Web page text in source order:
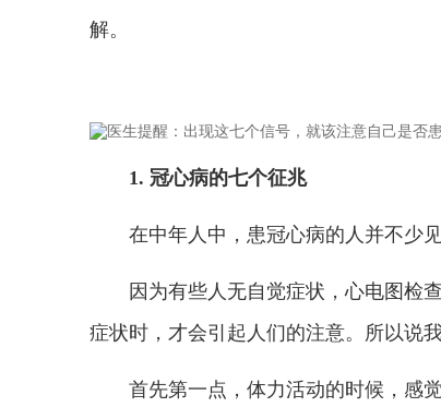
解。
1. 冠心病的七个征兆
在中年人中，患冠心病的人并不少
因为有些人无自觉症状，心电图检
症状时，才会引起人们的注意。所以说
首先第一点，体力活动的时候，感